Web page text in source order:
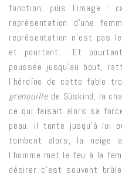
fonction, puis l’image :
représentation d’une
représentation n’est pas
et pourtant… Et
poussée jusqu’au bout,
l’héroïne de cette fable
grenouille de Süskind, la
ce qui faisait alors sa
peau, il tente jusqu’à lui
tombent alors, la neige
l’homme met le feu à la
désirer c’est souvent